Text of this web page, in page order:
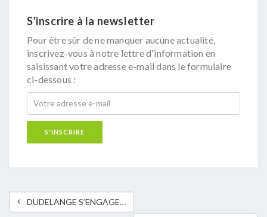
S'inscrire à la newsletter
Pour être sûr de ne manquer aucune actualité,
inscrivez-vous à notre lettre d'information en
saisissant votre adresse e-mail dans le formulaire
ci-dessous :
DUDELANGE S’ENGAGE POUR LA RÉDUCTION DES ÉMISSIONS DE CO2